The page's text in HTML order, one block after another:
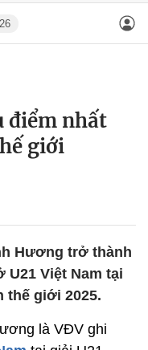
điểm nhất
giới
Hương trở thành
U21 Việt Nam tại
thế giới 2025.
là VĐV ghi